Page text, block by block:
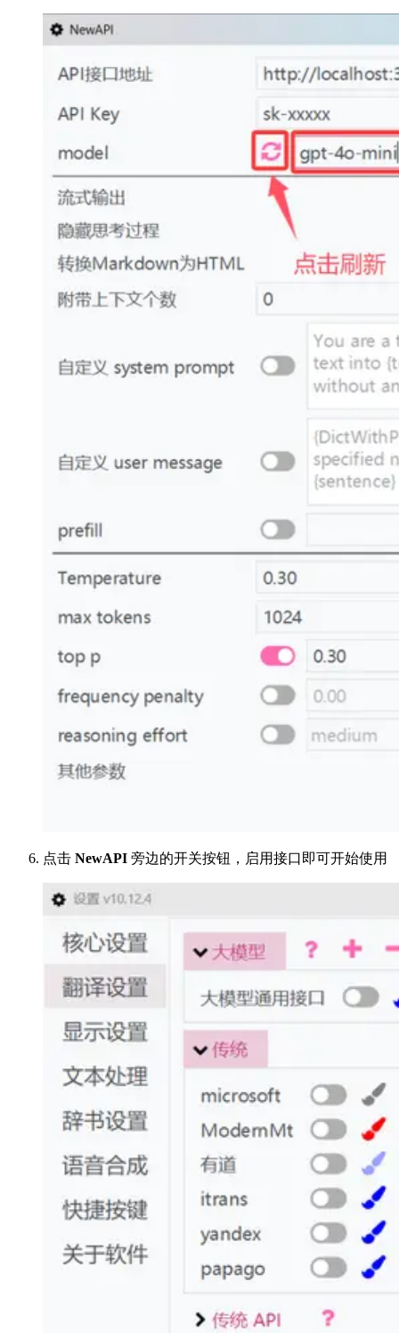
点击 NewAPI 旁边的开关按钮，启用接口即可开始使用